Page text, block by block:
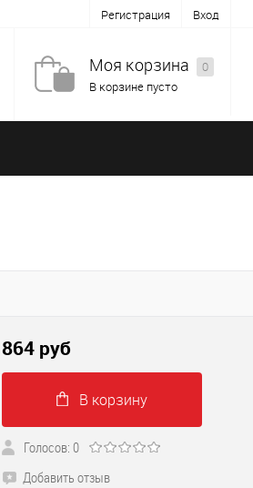
Регистрация Вход
Моя корзина
0
В корзине пусто
864 руб
В корзину
Голосов: 0
Добавить отзыв